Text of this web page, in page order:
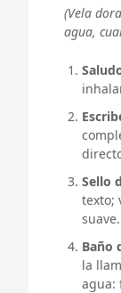
(Vela
agua,
Sello
texto;
suave.
Baño
la
agua: